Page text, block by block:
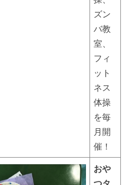
ズン
バ教
室、
フィ
ット
ネス
体操
を毎
月開
催！
おや